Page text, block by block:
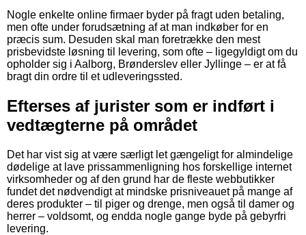
Nogle enkelte online firmaer byder på fragt uden betaling,
men ofte under forudsætning af at man indkøber for en
præcis sum. Desuden skal man foretrække den mest
prisbevidste løsning til levering, som ofte – ligegyldigt om du
opholder sig i Aalborg, Brønderslev eller Jyllinge – er at få
bragt din ordre til et udleveringssted.
Efterses af jurister som er indført i
vedtægterne på området
Det har vist sig at være særligt let gængeligt for almindelige
dødelige at lave prissammenligning hos forskellige internet
virksomheder og af den grund har de fleste webbutikker
fundet det nødvendigt at mindske prisniveauet på mange af
deres produkter – til piger og drenge, men også til damer og
herrer – voldsomt, og endda nogle gange byde på gebyrfri
levering.